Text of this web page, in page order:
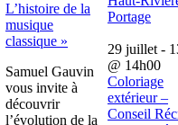
L’histoire de la
musique
classique »
Samuel Gauvin
vous invite à
découvrir
l’évolution de la
Portage
29 juillet -
@ 14h00
Coloriage
extérieur –
Conseil